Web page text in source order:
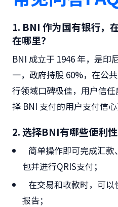
1. BNI 作为国有银行，
在哪里？
BNI 成立于 1946 年，是印
一，政府持股 60%，在公
行领域口碑极佳，用户信
择 BNI 支付的用户支付信心
2.选择BNI有哪些便利性
简单操作即可完成汇
包并进行QRIS支付；
在交易和收款时，可
报告；